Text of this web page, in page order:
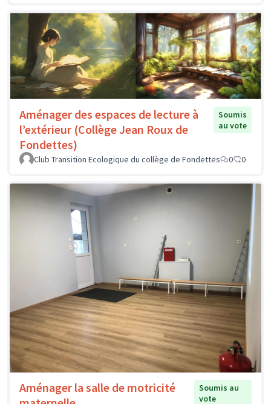
Aménager des espaces de lecture à
l’extérieur (Collège Jean Roux de
Fondettes)
Soumis
au vote
Club Transition Ecologique du collège de Fondettes 0 0
Aménager la salle de motricité
Soumis au
vote